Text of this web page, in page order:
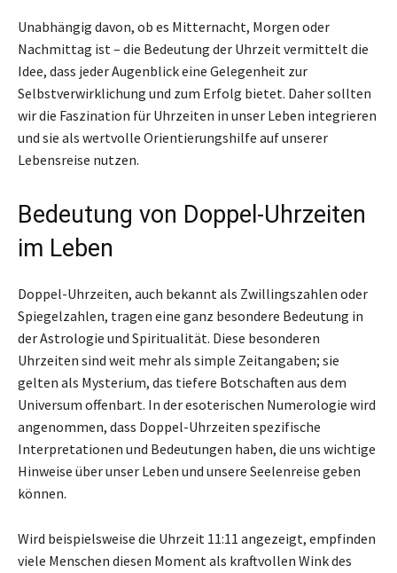
Unabhängig davon, ob es Mitternacht, Morgen oder
Nachmittag ist – die Bedeutung der Uhrzeit vermittelt die
Idee, dass jeder Augenblick eine Gelegenheit zur
Selbstverwirklichung und zum Erfolg bietet. Daher sollten
wir die Faszination für Uhrzeiten in unser Leben integrieren
und sie als wertvolle Orientierungshilfe auf unserer
Lebensreise nutzen.
Bedeutung von Doppel-Uhrzeiten
im Leben
Doppel-Uhrzeiten, auch bekannt als Zwillingszahlen oder
Spiegelzahlen, tragen eine ganz besondere Bedeutung in
der Astrologie und Spiritualität. Diese besonderen
Uhrzeiten sind weit mehr als simple Zeitangaben; sie
gelten als Mysterium, das tiefere Botschaften aus dem
Universum offenbart. In der esoterischen Numerologie wird
angenommen, dass Doppel-Uhrzeiten spezifische
Interpretationen und Bedeutungen haben, die uns wichtige
Hinweise über unser Leben und unsere Seelenreise geben
können.
Wird beispielsweise die Uhrzeit 11:11 angezeigt, empfinden
viele Menschen diesen Moment als kraftvollen Wink des